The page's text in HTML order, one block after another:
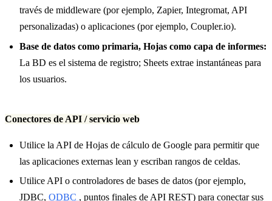
través de middleware (por ejemplo, Zapier, Integromat, API
personalizadas) o aplicaciones (por ejemplo, Coupler.io).
Base de datos como primaria, Hojas como capa de informes:
La BD es el sistema de registro; Sheets extrae instantáneas para
los usuarios.
Conectores de API / servicio web
Utilice la API de Hojas de cálculo de Google para permitir que
las aplicaciones externas lean y escriban rangos de celdas.
Utilice API o controladores de bases de datos (por ejemplo,
JDBC, ODBC , puntos finales de API REST) para conectar sus